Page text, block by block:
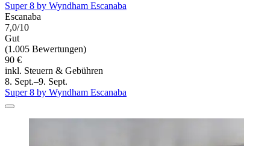
Super 8 by Wyndham Escanaba
Escanaba
7,0/10
Gut
(1.005 Bewertungen)
90 €
inkl. Steuern & Gebühren
8. Sept.–9. Sept.
Super 8 by Wyndham Escanaba